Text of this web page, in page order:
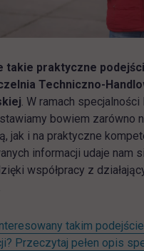
takie praktyczne
Techniczno-
. W ramach
bowiem zarówno
jak i na praktyczne
informacji udaje nam
współpracy z
takim
Przeczytaj pełen opis